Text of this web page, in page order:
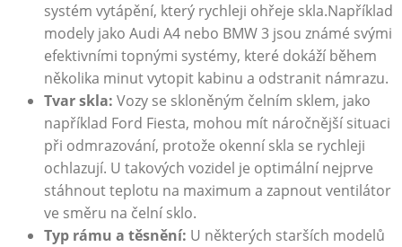
systém⁢ vytápění, který rychleji ohřeje skla.Například
modely jako Audi ​A4 nebo BMW 3 jsou známé svými
⁣efektivními topnými systémy, ⁣které dokáží během
několika minut vytopit kabinu a ‍odstranit námrazu.
Tvar skla: ​Vozy se skloněným čelním sklem, jako
například​ Ford Fiesta, mohou mít náročnější situaci
při odmrazování, protože okenní skla se rychleji
ochlazují. U takových vozidel je optimální nejprve ​
stáhnout teplotu na ‌maximum a zapnout ventilátor
​ve směru na čelní sklo.
Typ rámu a těsnění: U některých starších ​modelů